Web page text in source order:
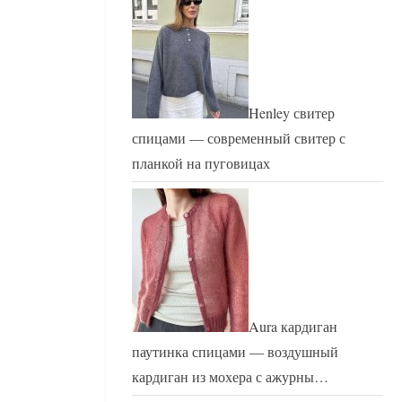
Henley свитер
спицами — современный свитер с
планкой на пуговицах
Aura кардиган
паутинка спицами — воздушный
кардиган из мохера с ажурны…